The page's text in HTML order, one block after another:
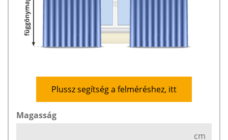
Plussz segítség a felméréshez, itt
Magasság
cm